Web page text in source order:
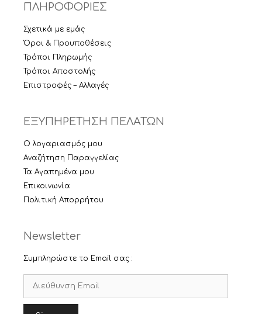
ΠΛΗΡΟΦΟΡΙΕΣ
Σχετικά με εμάς
Όροι & Προυποθέσεις
Τρόποι Πληρωμής
Τρόποι Αποστολής
Επιστροφές – Αλλαγές
ΕΞΥΠΗΡΕΤΗΣΗ ΠΕΛΑΤΩΝ
Ο λογαριασμός μου
Αναζήτηση Παραγγελίας
Τα Αγαπημένα μου
Επικοινωνία
Πολιτική Απορρήτου
Newsletter
Συμπληρώστε το Email σας :